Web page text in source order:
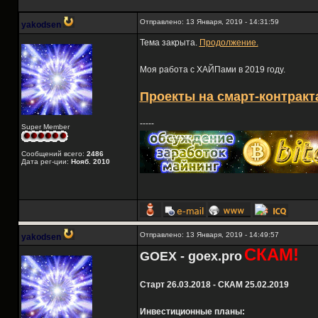
yakodsen Отправлено: 13 Января, 2019 - 14:31:59
Super Member
Сообщений всего: 2486
Дата рег-ции: Нояб. 2010
Тема закрыта. Продолжение.
Моя работа с ХАЙПами в 2019 году.
Проекты на смарт-
-----
yakodsen Отправлено: 13 Января, 2019 - 14:49:57
GOEX - goex.pro СКАМ!
Старт 26.03.2018 - СКАМ 25.02.2019
Инвестиционные планы: